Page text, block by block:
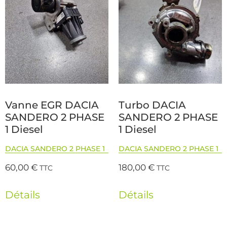
Vanne EGR DACIA
SANDERO 2 PHASE
1 Diesel
DACIA SANDERO 2 PHASE 1
60,00€ TTC
Détails
Turbo DACIA
SANDERO 2 PHASE
1 Diesel
DACIA SANDERO 2 PHASE 1
180,00€ TTC
Détails